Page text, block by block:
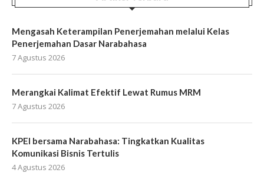
Mengasah Keterampilan Penerjemahan melalui Kelas
Penerjemahan Dasar Narabahasa
7 Agustus 2026
Merangkai Kalimat Efektif Lewat Rumus MRM
7 Agustus 2026
KPEI bersama Narabahasa: Tingkatkan Kualitas
Komunikasi Bisnis Tertulis
4 Agustus 2026